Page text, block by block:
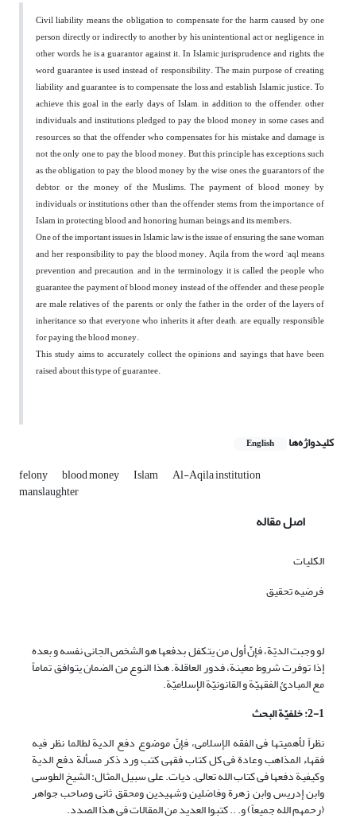
Civil liability means the obligation to compensate for the harm caused by one
person directly or indirectly to another by his unintentional act or negligence, in
other words, he is a guarantor against it. In Islamic jurisprudence and rights, the
word guarantee is used instead of responsibility. The main purpose of creating
liability and guarantee is to compensate the loss and establish Islamic justice. To
achieve this goal in the early days of Islam, in addition to the offender, other
individuals and institutions pledged to pay the blood money in some cases and
resources, so that the offender who compensates for his mistake and damage is
not the only one to pay the blood money. But this principle has exceptions, such
as the obligation to pay the blood money by the wise ones, the guarantors of the
debtor, or the money of the Muslims. The payment of blood money by
individuals or institutions other than the offender stems from the importance of
Islam in protecting blood and honoring human beings and its members.
One of the important issues in Islamic law is the issue of ensuring the sane woman
and her responsibility to pay the blood money. Aqila from the word ‘aql means
prevention and precaution, and in the terminology it is called the people who
guarantee the payment of blood money instead of the offender, and these people
are male relatives of the parents, or only the father in the order of the layers of
inheritance so that everyone who inherits it after death, are equally responsible
for paying the blood money.
This study aims to accurately collect the opinions and sayings that have been
raised about this type of guarantee.
کلیدواژه‌ها English
felony blood money Islam Al-Aqila institution
manslaughter
اصل مقاله
الکلیات
فرضیه تحقیق
لو وجبت الدیّة، فإنّ أول من یتکفل بدفعها هو الشخص الجانی نفسه و بعده
إذا توفرت شروط معینة، فدور العاقلة. هذا النوع من الضمان یتوافق تماماً
مع المبادئ الفقهیّة و القانونیّة الإسلامیّة.
2-1: خلفیّة البحث
نظراً لأهمیتها فی الفقه الإسلامی، فإنّ موضوع دفع الدیة لطالما نظر فیه
فقهاء المذاهب وعادة فی کل کتاب فقهی کتب ورد ذکر مسألة دفع الدیة
وکیفیة دفعها فی کتاب الله تعالى. دیات. على سبیل المثال: الشیخ الطوسی
وابن إدریس وابن زهرة وفاضلین وشهیدین ومحقق ثانی وصاحب جواهر
(رحمهم الله جمیعاً) و. .. کتبوا العدید من المقالات فی هذا الصدد.